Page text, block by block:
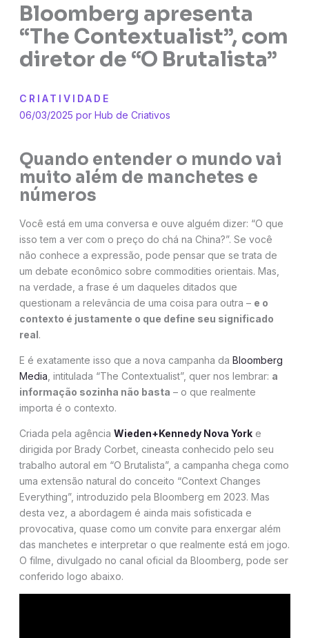
Bloomberg apresenta
“The Contextualist”, com
diretor de “O Brutalista”
CRIATIVIDADE
06/03/2025 por Hub de Criativos
Quando entender o mundo vai
muito além de manchetes e
números
Você está em uma conversa e ouve alguém dizer: “O que
isso tem a ver com o preço do chá na China?”. Se você
não conhece a expressão, pode pensar que se trata de
um debate econômico sobre commodities orientais. Mas,
na verdade, a frase é um daqueles ditados que
questionam a relevância de uma coisa para outra – e o
contexto é justamente o que define seu significado
real.
E é exatamente isso que a nova campanha da Bloomberg
Media , intitulada “The Contextualist”, quer nos lembrar: a
informação sozinha não basta – o que realmente
importa é o contexto.
Criada pela agência Wieden+Kennedy Nova Yorke
dirigida por Brady Corbet, cineasta conhecido pelo seu
trabalho autoral em “O Brutalista”, a campanha chega como
uma extensão natural do conceito “Context Changes
Everything”, introduzido pela Bloomberg em 2023. Mas
desta vez, a abordagem é ainda mais sofisticada e
provocativa, quase como um convite para enxergar além
das manchetes e interpretar o que realmente está em jogo.
O filme, divulgado no canal oficial da Bloomberg, pode ser
conferido logo abaixo.